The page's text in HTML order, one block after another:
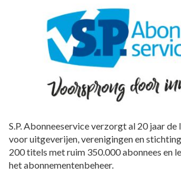
S.P. Abonneeservice verzorgt al 20 jaar
voor uitgeverijen, verenigingen en
200 titels met ruim 350.000 abonnees en
het abonnementenbeheer.